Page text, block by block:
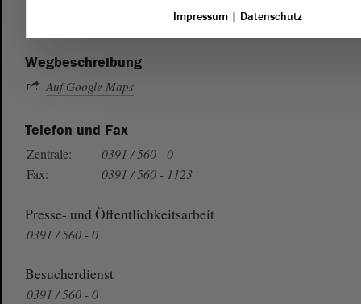
Wegbeschreibung
Auf Google Maps
Telefon und Fax
Zentrale:
0391 / 560 - 0
Fax:
0391 / 560 - 1123
Presse- und Öffentlichkeitsarbeit
0391 / 560 - 0
Besucherdienst
0391 / 560 - 0
Impressum | Datenschutz